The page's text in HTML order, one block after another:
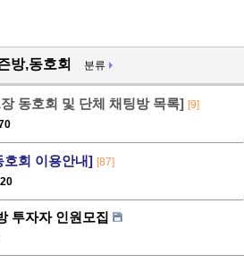
방,동호회 분류
동호회 및 단체 채팅방 목록] [9]
호회 이용안내] [87]
투자자 인원모집